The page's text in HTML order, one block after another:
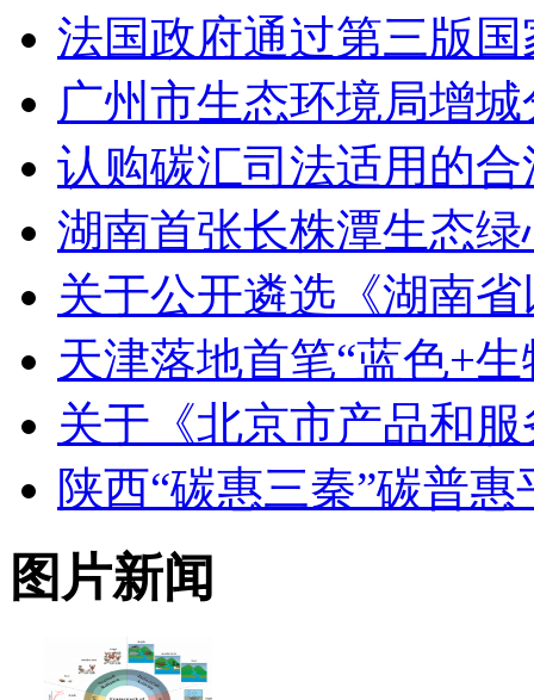
法国政府通过第三版
广州市生态环境局增
认购碳汇司法适用的
湖南首张长株潭生态
关于公开遴选《湖南
天津落地首笔“蓝色+
关于《北京市产品和
陕西“碳惠三秦”碳普
图片新闻